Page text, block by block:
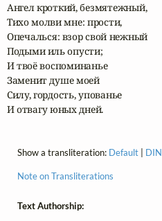
Ангел кроткий, безмятежный,
Тихо молви мне: прости,
Опечалься: взор свой нежный
Подыми иль опусти;
И твоё воспоминанье
Заменит душе моей
Силу, гордость, упованье
И отвагу юных дней.
Show a transliteration: Default| DIN
Note on Transliterations
Text Authorship: